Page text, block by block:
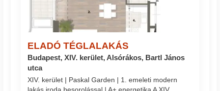
ELADÓ TÉGLALAKÁS
Budapest, XIV. kerület, Alsórákos, Bartl János
utca
XIV. kerület | Paskal Garden | 1. emeleti modern